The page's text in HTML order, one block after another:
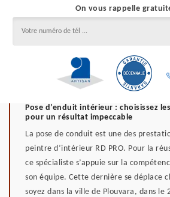
On vous rappelle
Pose d’enduit intérieur : choisissez
pour un résultat impeccable
La pose de conduit est une des
peintre d’intérieur RD PRO. Pour la
ce spécialiste s’appuie sur la
son équipe. Cette dernière se déplace
soyez dans la ville de Plouvara, dans le